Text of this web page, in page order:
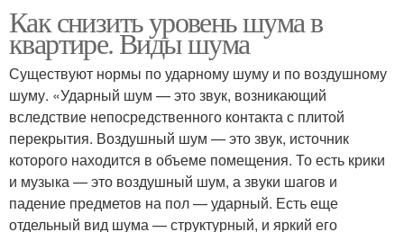
Как снизить уровень шума в
квартире. Виды шума
Существуют нормы по ударному шуму и по воздушному
шуму. «Ударный шум — это звук, возникающий
вследствие непосредственного контакта с плитой
перекрытия. Воздушный шум — это звук, источник
которого находится в объеме помещения. То есть крики
и музыка — это воздушный шум, а звуки шагов и
падение предметов на пол — ударный. Есть еще
отдельный вид шума — структурный, и яркий его